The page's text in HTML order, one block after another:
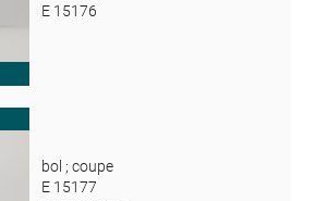
E 15176
bol ; coupe
E 15177